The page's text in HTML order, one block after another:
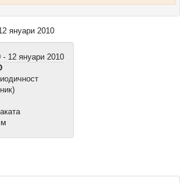
януари 2010
12 януари 2010